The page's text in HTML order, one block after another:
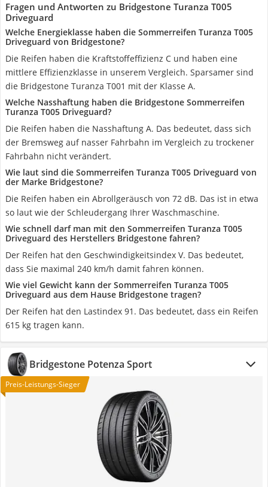
Fragen und Antworten zu Bridgestone Turanza T005
Driveguard
Welche Energieklasse haben die Sommerreifen Turanza T005
Driveguard von Bridgestone?
Die Reifen haben die Kraftstoffeffizienz C und haben eine
mittlere Effizienzklasse in unserem Vergleich. Sparsamer sind
die Bridgestone Turanza T001 mit der Klasse A.
Welche Nasshaftung haben die Bridgestone Sommerreifen
Turanza T005 Driveguard?
Die Reifen haben die Nasshaftung A. Das bedeutet, dass sich
der Bremsweg auf nasser Fahrbahn im Vergleich zu trockener
Fahrbahn nicht verändert.
Wie laut sind die Sommerreifen Turanza T005 Driveguard von
der Marke Bridgestone?
Die Reifen haben ein Abrollgeräusch von 72 dB. Das ist in etwa
so laut wie der Schleudergang Ihrer Waschmaschine.
Wie schnell darf man mit den Sommerreifen Turanza T005
Driveguard des Herstellers Bridgestone fahren?
Der Reifen hat den Geschwindigkeitsindex V. Das bedeutet,
dass Sie maximal 240 km/h damit fahren können.
Wie viel Gewicht kann der Sommerreifen Turanza T005
Driveguard aus dem Hause Bridgestone tragen?
Der Reifen hat den Lastindex 91. Das bedeutet, dass ein Reifen
615 kg tragen kann.
Bridgestone ‎Potenza Sport
Preis-Leistungs-Sieger